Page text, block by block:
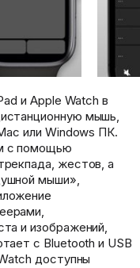
и Apple Watch в
мышь,
или Windows ПК.
с помощью
жестов, а
мыши»,
и изображений,
с Bluetooth и USB
доступны